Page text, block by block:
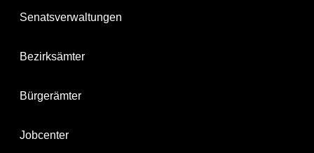
Senatsverwaltungen
Bezirksämter
Bürgerämter
Jobcenter